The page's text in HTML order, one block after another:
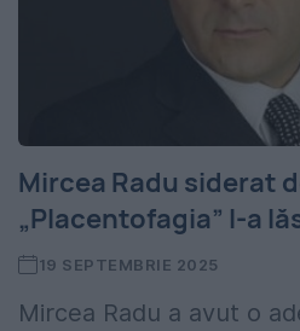
Mircea Radu siderat
„Placentofagia” l-a
19 SEPTEMBRIE 2025
Mircea Radu a avut o